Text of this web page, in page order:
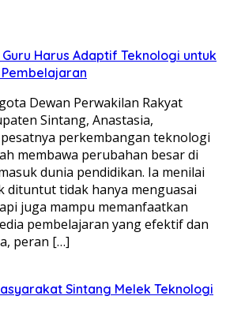
Harus Adaptif Teknologi untuk
Dewan Perwakilan Rakyat
Sintang, Anastasia,
perkembangan teknologi
membawa perubahan besar di
dunia pendidikan. Ia menilai
dituntut tidak hanya menguasai
juga mampu memanfaatkan
pembelajaran yang efektif dan
peran […]
Sintang Melek Teknologi